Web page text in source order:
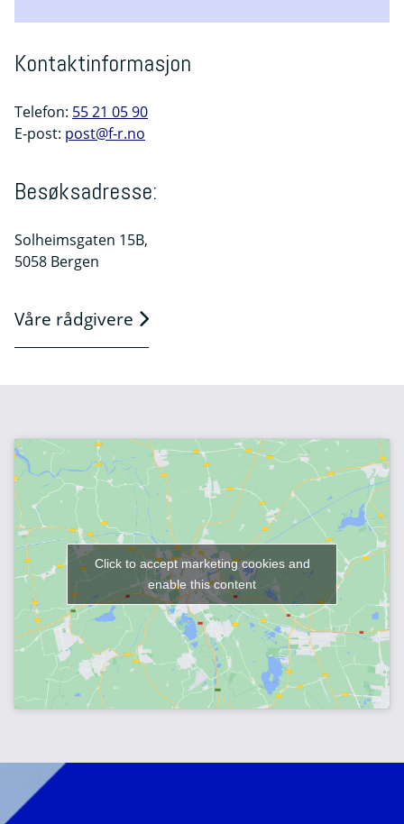
Kontaktinformasjon
Telefon: 55 21 05 90
E-post: post@f-r.no
Besøksadresse:
Solheimsgaten 15B,
5058 Bergen
Våre rådgivere
Click to accept marketing cookies and
enable this content